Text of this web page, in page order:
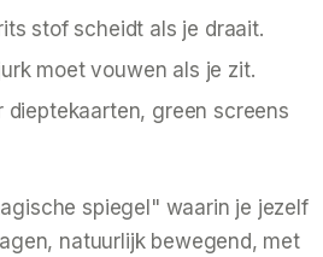
stof scheidt als je draait.
moet vouwen als je zit.
dieptekaarten, green screens
spiegel" waarin je jezelf
natuurlijk bewegend, met